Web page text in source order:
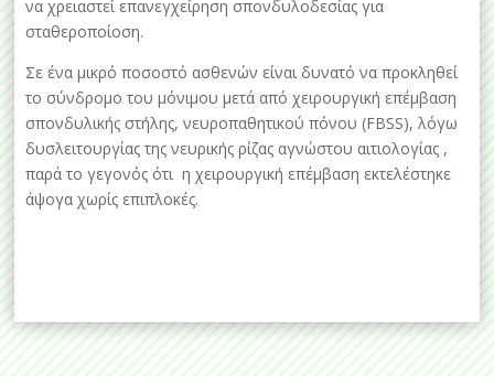
να χρειαστεί επανεγχείρηση σπονδυλοδεσίας για
σταθεροποίοση.
Σε ένα μικρό ποσοστό ασθενών είναι δυνατό να προκληθεί
το σύνδρομο του μόνιμου μετά από χειρουργική επέμβαση
σπονδυλικής στήλης, νευροπαθητικού πόνου (FBSS), λόγω
δυσλειτουργίας της νευρικής ρίζας αγνώστου αιτιολογίας ,
παρά το γεγονός ότι η χειρουργική επέμβαση εκτελέστηκε
άψογα χωρίς επιπλοκές.